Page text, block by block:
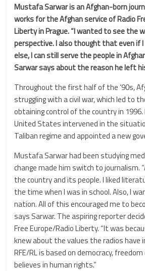
Mustafa Sarwar is an Afghan-born
works for the Afghan service of Radio
Liberty in Prague. “I wanted to see the
perspective. I also thought that even if
else, I can still serve the people in
Sarwar says about the reason he left
Throughout the first half of the ‘90s,
struggling with a civil war, which led to
obtaining control of the country in 1996.
United States intervened in the
Taliban regime and appointed a new
Mustafa Sarwar had been studying
change made him switch to journalism.
the country and its people. I liked
the time when I was in school. Also, I
nation. All of this encouraged me to
says Sarwar. The aspiring reporter
Free Europe/Radio Liberty. “It was
knew about the values the radios have
RFE/RL is based on democracy,
believes in human rights.”